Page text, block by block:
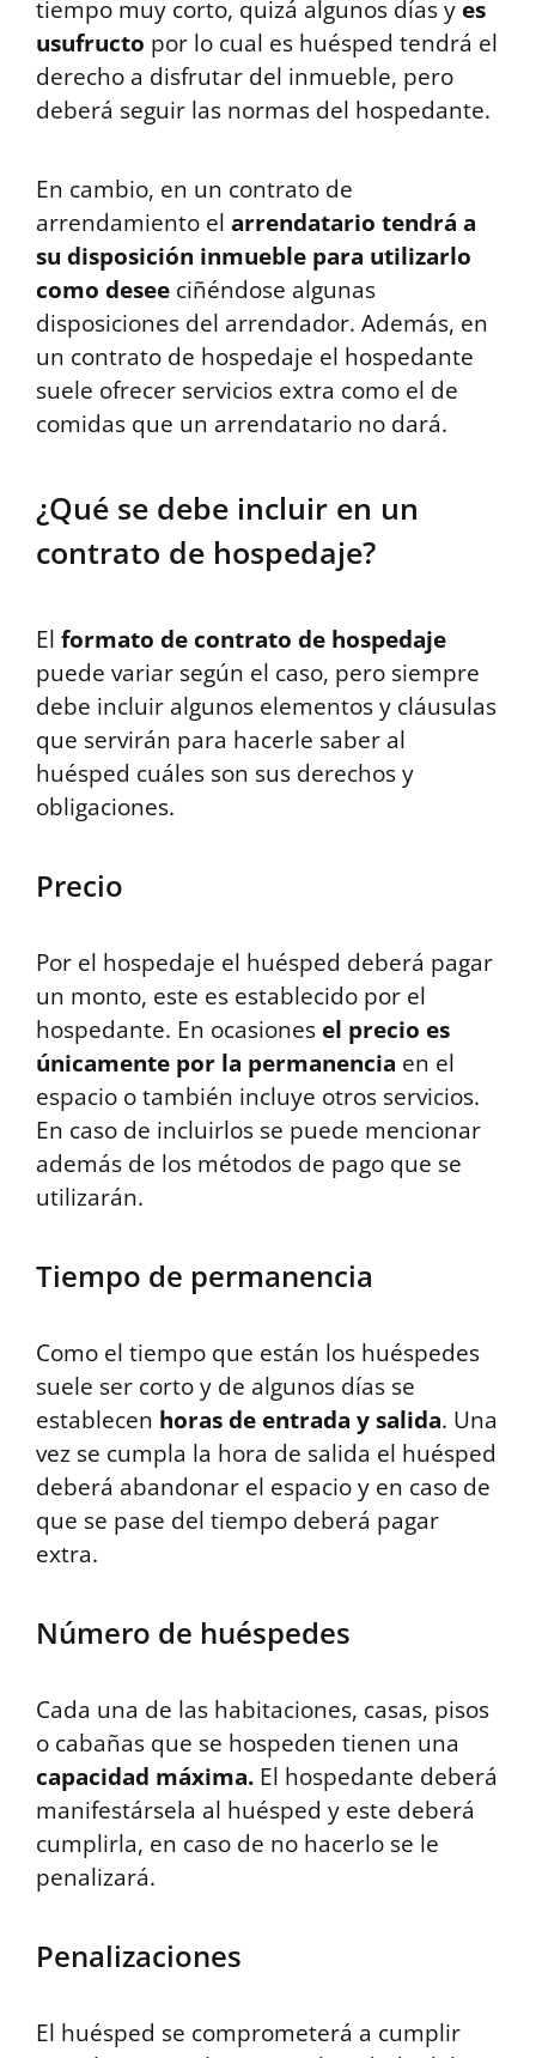
tiempo muy corto, quizá algunos días y es
usufructo por lo cual es huésped tendrá el
derecho a disfrutar del inmueble, pero
deberá seguir las normas del hospedante.
En cambio, en un contrato de
arrendamiento el arrendatario tendrá a
su disposición inmueble para utilizarlo
como desee ciñéndose algunas
disposiciones del arrendador. Además, en
un contrato de hospedaje el hospedante
suele ofrecer servicios extra como el de
comidas que un arrendatario no dará.
¿Qué se debe incluir en un
contrato de hospedaje?
El formato de contrato de hospedaje
puede variar según el caso, pero siempre
debe incluir algunos elementos y cláusulas
que servirán para hacerle saber al
huésped cuáles son sus derechos y
obligaciones.
Precio
Por el hospedaje el huésped deberá pagar
un monto, este es establecido por el
hospedante. En ocasiones el precio es
únicamente por la permanencia en el
espacio o también incluye otros servicios.
En caso de incluirlos se puede mencionar
además de los métodos de pago que se
utilizarán.
Tiempo de permanencia
Como el tiempo que están los huéspedes
suele ser corto y de algunos días se
establecen horas de entrada y salida. Una
vez se cumpla la hora de salida el huésped
deberá abandonar el espacio y en caso de
que se pase del tiempo deberá pagar
extra.
Número de huéspedes
Cada una de las habitaciones, casas, pisos
o cabañas que se hospeden tienen una
capacidad máxima. El hospedante deberá
manifestársela al huésped y este deberá
cumplirla, en caso de no hacerlo se le
penalizará.
Penalizaciones
El huésped se comprometerá a cumplir